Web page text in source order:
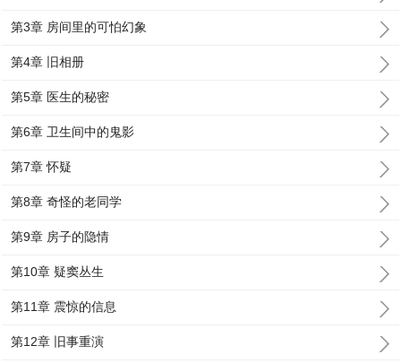
第3章 房间里的可怕幻象
第4章 旧相册
第5章 医生的秘密
第6章 卫生间中的鬼影
第7章 怀疑
第8章 奇怪的老同学
第9章 房子的隐情
第10章 疑窦丛生
第11章 震惊的信息
第12章 旧事重演